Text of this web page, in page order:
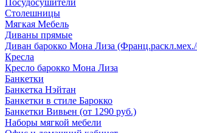
Посудосушители
Столешницы
Мягкая Мебель
Диваны прямые
Диван барокко Мона Лиза (Франц.раскл.мех./
Кресла
Кресло барокко Мона Лиза
Банкетки
Банкетка Нэйтан
Банкетки в стиле Барокко
Банкетки Вивьен (от 1290 руб.)
Наборы мягкой мебели